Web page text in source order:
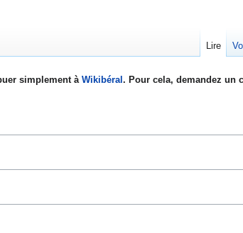
simplement à Wikibéral . Pour cela, demandez un
Lire